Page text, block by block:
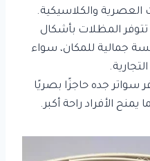
العصرية والكلاسيكية.
تتوفر المظلات بأشكال
جمالية للمكان، سواء
سواتر جده حاجزًا بصريًا
يمنح الأفراد راحة أكبر.